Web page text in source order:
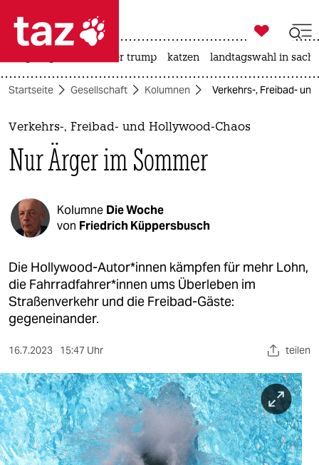
 taz zahl ich
taz zahl ich
themen
politik
öko
gesellschaft
kultur
sport
berlin
nord
wahrheit
verlag
verlag

taz zahl ich
usa unter trump katzen landtagswahl in
Startseite Gesellschaft Kolumnen Verkehrs-, Freibad-
Verkehrs-, Freibad- und Hollywood-Chaos
Nur Ärger im Sommer
Kolumne Die Woche
von Friedrich Küppersbusch
Die Hollywood-Autor*innen kämpfen für mehr Lohn,
die Fahr­rad­fah­re­r*in­nen ums Überleben im
Straßenverkehr und die Freibad-Gäste:
gegeneinander.
16.7.2023 15:47 Uhr teilen